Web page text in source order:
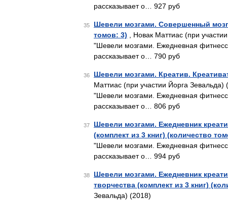
рассказывает о… 927 руб
35
Шевели мозгами. Совершенный
томов: 3) , Новак Маттиас (при
"Шевели мозгами. Ежедневная
рассказывает о… 790 руб
36 Шевели мозгами. Креатив.
Маттиас (при участии Йорга Зевальда)
"Шевели мозгами. Ежедневная
рассказывает о… 806 руб
37
Шевели мозгами. Ежедневник
(комплект из 3 книг) (количество
"Шевели мозгами. Ежедневная
рассказывает о… 994 руб
38
Шевели мозгами. Ежедневник
творчества (комплект из 3 книг)
Зевальда) (2018)